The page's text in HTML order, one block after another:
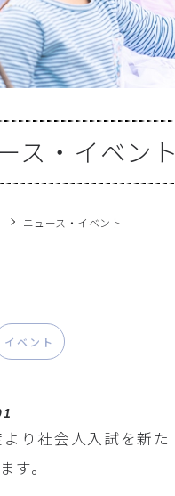
ス・イベント
ニュース・イベント
イベント
り社会人入試を新た
す。